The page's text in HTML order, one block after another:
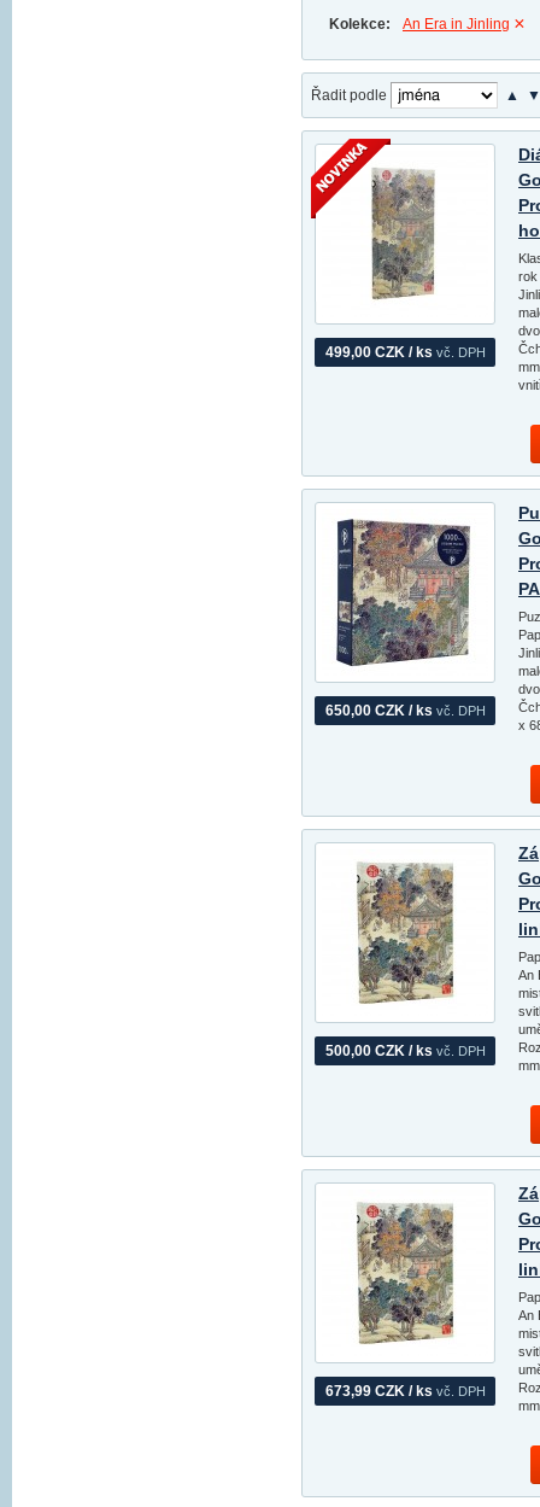
Kolekce: An Era in Jinling
Řadit podle ▲
499,00 CZK / ks vč. DPH
rok
650,00 CZK / ks vč. DPH
x
500,00 CZK / ks vč. DPH
An
673,99 CZK / ks vč. DPH
An